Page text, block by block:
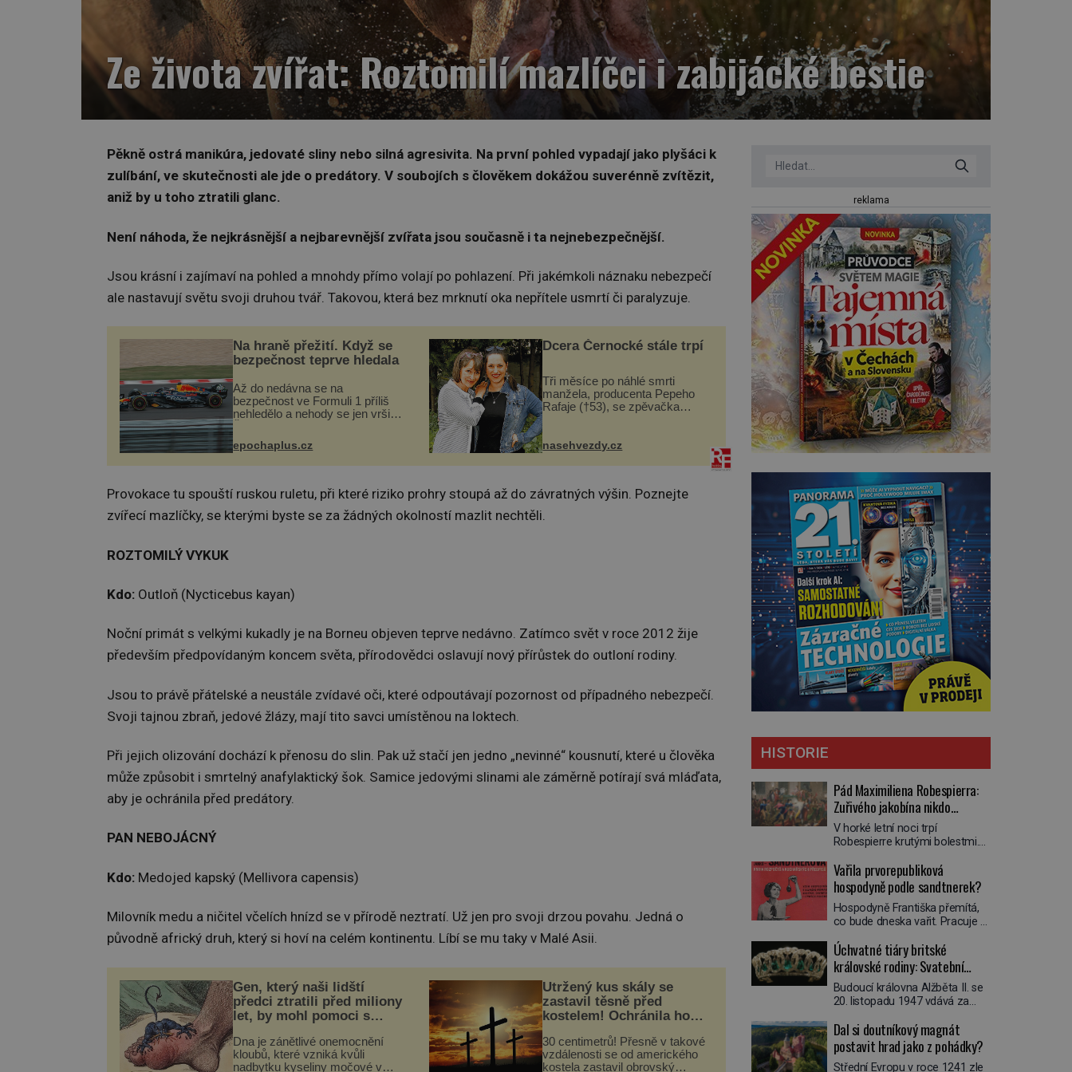
Ze života zvířat: Roztomilí mazlíčci i zabijácké bestie
Pěkně ostrá manikúra, jedovaté sliny nebo silná agresivita. Na první pohled vypadají jako plyšáci k
zulíbání, ve skutečnosti ale jde o predátory. V soubojích s člověkem dokážou suverénně zvítězit,
aniž by u toho ztratili glanc.
Není náhoda, že nejkrásnější a nejbarevnější zvířata jsou současně i ta nejnebezpečnější.
Jsou krásní i zajímaví na pohled a mnohdy přímo volají po pohlazení. Při jakémkoli náznaku nebezpečí
ale nastavují světu svoji druhou tvář. Takovou, která bez mrknutí oka nepřítele usmrtí či paralyzuje.
Na hraně přežití. Když se
bezpečnost teprve hledala
Až do nedávna se na
bezpečnost ve Formuli 1 příliš
nehledělo a nehody se jen vršily.
kůži, často s trvalými následky
nebo bohužel i ztrátou života.
Dnes nepochopiteln...
epochaplus.cz
Dcera Černocké stále trpí
Tři měsíce po náhlé smrti
manžela, producenta Pepeho
Rafaje (†53), se zpěvačka
ozvala veřejnosti. Na sociální
nasehvezdy.cz
Provokace tu spouští ruskou ruletu, při které riziko prohry stoupá až do závratných výšin. Poznejte
zvířecí mazlíčky, se kterými byste se za žádných okolností mazlit nechtěli.
ROZTOMILÝ VYKUK
Kdo: Outloň (Nycticebus kayan)
Noční primát s velkými kukadly je na Borneu objeven teprve nedávno. Zatímco svět v roce 2012 žije
především předpovídaným koncem světa, přírodovědci oslavují nový přírůstek do outloní rodiny.
Jsou to právě přátelské a neustále zvídavé oči, které odpoutávají pozornost od případného nebezpečí.
Svoji tajnou zbraň, jedové žlázy, mají tito savci umístěnou na loktech.
Při jejich olizování dochází k přenosu do slin. Pak už stačí jen jedno „nevinné“ kousnutí, které u člověka
může způsobit i smrtelný anafylaktický šok. Samice jedovými slinami ale záměrně potírají svá mláďata,
aby je ochránila před predátory.
PAN NEBOJÁCNÝ
Kdo: Medojed kapský (Mellivora capensis)
Milovník medu a ničitel včelích hnízd se v přírodě neztratí. Už jen pro svoji drzou povahu. Jedná o
původně africký druh, který si hoví na celém kontinentu. Líbí se mu taky v Malé Asii.
Gen, který naši lidští
předci ztratili před miliony
let, by mohl pomoci s
Dna je zánětlivé onemocnění
kloubů, které vzniká kvůli
nadbytku kyseliny močové v
Utržený kus skály se
zastavil těsně před
kostelem! Ochránila ho
30 centimetrů! Přesně v takové
vzdálenosti se od amerického
kostela zastavil obrovský
reklama
HISTORIE
Pád Maximiliena Robespierra:
Zuřivého jakobína nikdo
nelitoval?
V horké letní noci trpí
Robespierre krutými bolestmi.
víří kolotoč myšlenek. Když se
probere z mdlob, vzpomene si
na jednu z pařížských
jasnovidek, kterou před lety
navštívil. Prorokovala mu
vysmál. „Robespierre to
dotáhne hodně daleko,“
prohlásil o něm jiný významný
francouzský revolucionář,
Honoré de Mirabeau […]
Vařila prvorepubliková
hospodyně podle sandtnerek?
Hospodyně Františka přemítá,
co bude dneska vařit. Pracuje v
mlsný jazýček. Zalistuje proto
rychle v jedné ze „sandtnerek“.
„Zaplaťpánbůh, že už
nemusíme chodit s lístky,“
povzdechne si směrem ke
ruce. Ještě v prvních letech
nové republiky fungoval kvůli
nedostatku zboží přídělový
Úchvatné tiáry britské
královské rodiny: Svatební
klenot Alžbětě II. praskl
Budoucí královna Alžběta II. se
20. listopadu 1947 vdává za
Mountbattena. Aby měla na
obřad ve Westminsteru podle
tradice „něco vypůjčeného“, její
Dal si doutníkový magnát
postavit hrad jako z pohádky?
Střední Evropu v roce 1241 zle